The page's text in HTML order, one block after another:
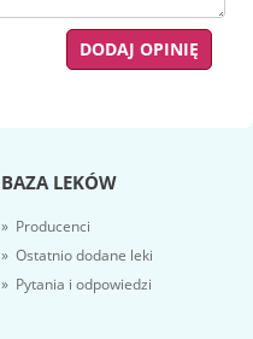
BAZA LEKÓW
» Producenci
» Ostatnio dodane leki
» Pytania i odpowiedzi